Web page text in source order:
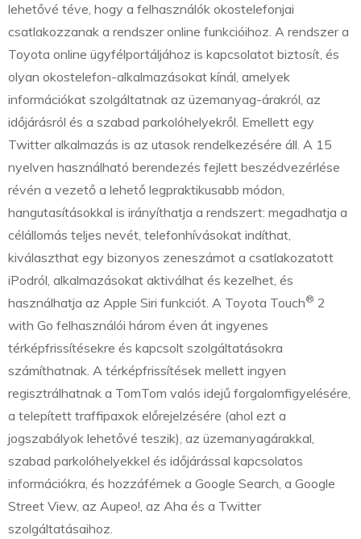
lehetővé téve, hogy a felhasználók okostelefonjai
csatlakozzanak a rendszer online funkcióihoz. A rendszer a
Toyota online ügyfélportáljához is kapcsolatot biztosít, és
olyan okostelefon-alkalmazásokat kínál, amelyek
információkat szolgáltatnak az üzemanyag-árakról, az
időjárásról és a szabad parkolóhelyekről. Emellett egy
Twitter alkalmazás is az utasok rendelkezésére áll. A 15
nyelven használható berendezés fejlett beszédvezérlése
révén a vezető a lehető legpraktikusabb módon,
hangutasításokkal is irányíthatja a rendszert: megadhatja a
célállomás teljes nevét, telefonhívásokat indíthat,
kiválaszthat egy bizonyos zeneszámot a csatlakozatott
iPodról, alkalmazásokat aktiválhat és kezelhet, és
használhatja az Apple Siri funkciót. A Toyota Touch® 2
with Go felhasználói három éven át ingyenes
térképfrissítésekre és kapcsolt szolgáltatásokra
számíthatnak. A térképfrissítések mellett ingyen
regisztrálhatnak a TomTom valós idejű forgalomfigyelésére,
a telepített traffipaxok előrejelzésére (ahol ezt a
jogszabályok lehetővé teszik), az üzemanyagárakkal,
szabad parkolóhelyekkel és időjárással kapcsolatos
információkra, és hozzáférnek a Google Search, a Google
Street View, az Aupeo!, az Aha és a Twitter
szolgáltatásaihoz.